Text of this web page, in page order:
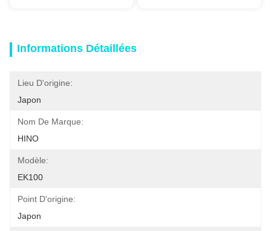
Informations Détaillées
Lieu D'origine:
Japon
Nom De Marque:
HINO
Modèle:
EK100
Point D'origine:
Japon